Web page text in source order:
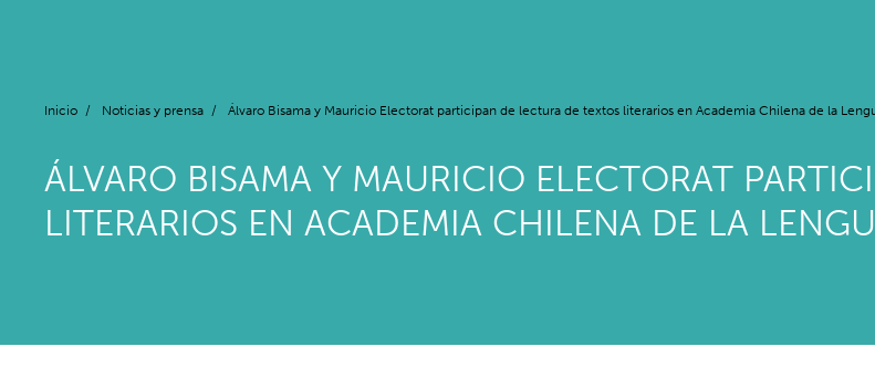
Inicio / Noticias y prensa / Álvaro Bisama y Mauricio Electorat participan de lectura de textos literarios en Academia Chilena de la
ÁLVARO BISAMA Y MAURICIO ELECTORAT
LITERARIOS EN ACADEMIA CHILENA DE LA